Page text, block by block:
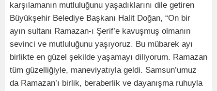
karşılamanın mutluluğunu yaşadıklarını dile getiren
Büyükşehir Belediye Başkanı Halit Doğan, “On bir
ayın sultanı Ramazan-ı Şerif’e kavuşmuş olmanın
sevinci ve mutluluğunu yaşıyoruz. Bu mübarek ayı
birlikte en güzel şekilde yaşamayı diliyorum. Ramazan
tüm güzelliğiyle, maneviyatıyla geldi. Samsun’umuz
da Ramazan’ı birlik, beraberlik ve dayanışma ruhuyla